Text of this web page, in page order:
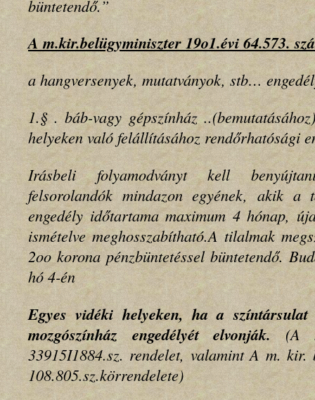
büntetendő.”
A m.kir.belügyminiszter 19o1.évi 64.573.
a hangversenyek, mutatványok, stb…
1.§ . báb-vagy gépszínház
helyeken való felállításához rendőrhatósági
Irásbeli folyamodványt kell
felsorolandók mindazon egyének, akik a
engedély időtartama maximum 4 hónap,
ismételve meghosszabítható.A tilalmak
2oo korona pénzbüntetéssel büntetendő.
hó 4-én
Egyes vidéki helyeken, ha a
mozgószínház engedélyét elvonják.
(A
33915I1884.sz. rendelet, valamint A m.
108.805.sz.körrendelete)